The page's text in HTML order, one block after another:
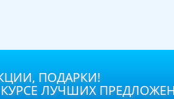
ПОДАРКИ!
ЛУЧШИХ